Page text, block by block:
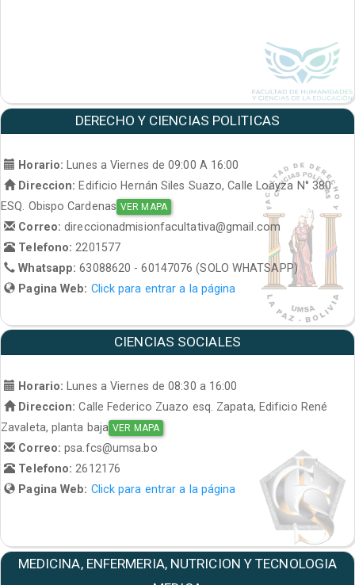
DERECHO Y CIENCIAS POLITICAS
Horario:
Lunes a Viernes de 09:00 A 16:00
Direccion: Edificio Hernán Siles Suazo, Calle Loayza N° 380
ESQ. Obispo Cardenas VER MAPA
Correo:direccionadmisionfacultativa@gmail.com
Telefono: 2201577
Whatsapp:63088620 - 60147076 (SOLO WHATSAPP)
Pagina Web: Click para entrar a la página
CIENCIAS SOCIALES
Horario:
Lunes a Viernes de 08:30 a 16:00
Direccion: Calle Federico Zuazo esq. Zapata, Edificio René
Zavaleta, planta baja VER MAPA
Correo:psa.fcs@umsa.bo
Telefono: 2612176
Pagina Web: Click para entrar a la página
MEDICINA, ENFERMERIA, NUTRICION Y TECNOLOGIA